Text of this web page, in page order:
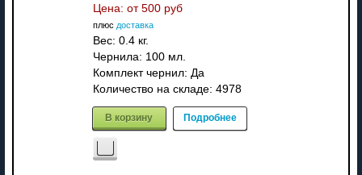
Цена: от 500 руб
плюс доставка
Вес: 0.4 кг.
Чернила: 100 мл.
Комплект чернил: Да
Количество на складе: 4978
В корзину Подробнее